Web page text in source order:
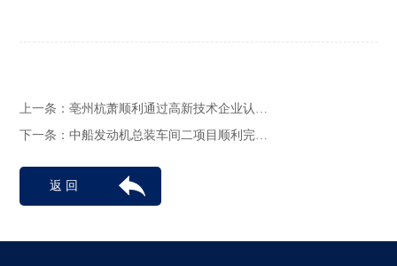
上一条：亳州杭萧顺利通过高新技术企业认…
下一条：中船发动机总装车间二项目顺利完…
返 回